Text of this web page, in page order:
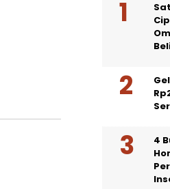
4